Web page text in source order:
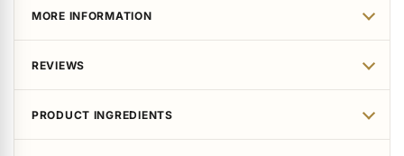
MORE INFORMATION
REVIEWS
PRODUCT INGREDIENTS